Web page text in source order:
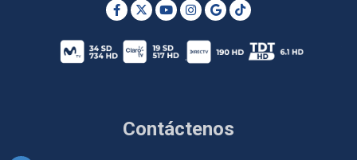
Contáctenos